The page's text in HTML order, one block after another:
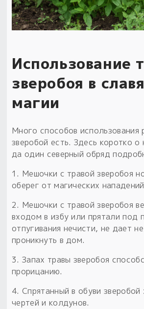
Новинки
Безоплатная доставка
на заказ от 4 тыс. руб. со
Оберег в подарок
к заказу от 3 тыс. руб.
Использование
зверобоя в
магии
Много способов использования
зверобой есть. Здесь коротко
да один северный обряд
1. Мешочки с травой зверобоя
оберег от магических
2. Мешочки с травой зверобоя
входом в избу или прятали под
отпугивания нечисти, не дает
проникнуть в дом.
3. Запах травы зверобоя
прорицанию.
4. Спрятанный в обуви зверобой
чертей и колдунов.